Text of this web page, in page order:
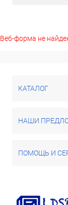
Веб-форма не
КАТАЛОГ
НАШИ
ПОМОЩЬ И